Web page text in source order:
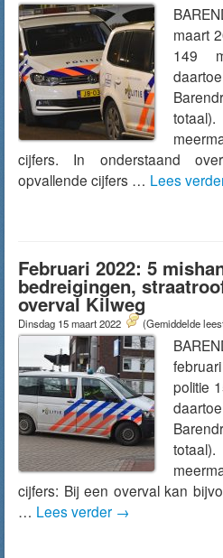
maart
149
cijfers. In onderstaand
opvallende cijfers … Lees
Februari 2022: 5
bedreigingen,
overval Kilweg
Dinsdag 15 maart 2022 (Gemiddelde
politie
cijfers: Bij een overval kan
… Lees verder →